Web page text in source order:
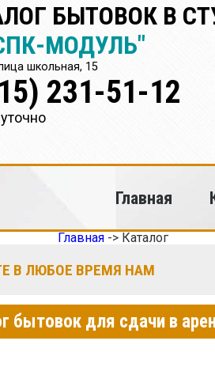
БЫТОВОК В
МОДУЛЬ"
школьная, 15
231-51-12
Главная
Главная -> Каталог
В ЛЮБОЕ ВРЕМЯ НАМ
бытовок для сдачи в